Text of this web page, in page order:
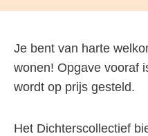
Je bent van harte
wonen! Opgave vooraf
wordt op prijs gesteld.
Het Dichterscollectief